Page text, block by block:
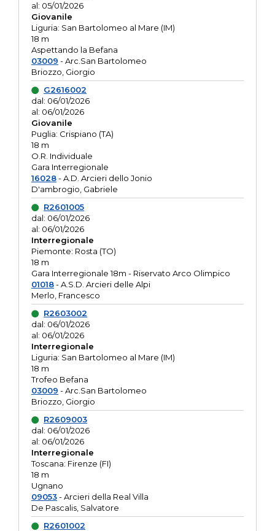
al: 05/01/2026
Giovanile
Liguria: San Bartolomeo al Mare (IM)
18 m
Aspettando la Befana
03009 - Arc.San Bartolomeo
Briozzo, Giorgio
G2616002
dal: 06/01/2026
al: 06/01/2026
Giovanile
Puglia: Crispiano (TA)
18 m
O.R. Individuale
Gara Interregionale
16028- A.D. Arcieri dello Jonio
D'ambrogio, Gabriele
R2601005
dal: 06/01/2026
al: 06/01/2026
Interregionale
Piemonte: Rosta (TO)
18 m
Gara Interregionale 18m - Riservato Arco Olimpico
01018- A.S.D. Arcieri delle Alpi
Merlo, Francesco
R2603002
dal: 06/01/2026
al: 06/01/2026
Interregionale
Liguria: San Bartolomeo al Mare (IM)
18 m
Trofeo Befana
03009 - Arc.San Bartolomeo
Briozzo, Giorgio
R2609003
dal: 06/01/2026
al: 06/01/2026
Interregionale
Toscana: Firenze (FI)
18 m
Ugnano
09053- Arcieri della Real Villa
De Pascalis, Salvatore
R2601002